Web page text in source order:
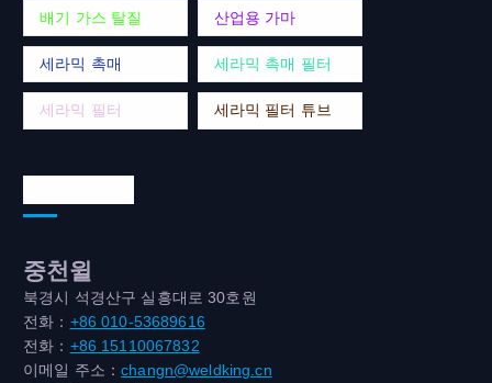
배기 가스 탈질 산업용 가마
세라믹 촉매 세라믹 촉매 필터
세라믹 필터 세라믹 필터 튜브
중천윌
북경시 석경산구 실흥대로 30호원
전화： +86 010-53689616
전화： +86 15110067832
이메일 주소：changn@weldking.cn